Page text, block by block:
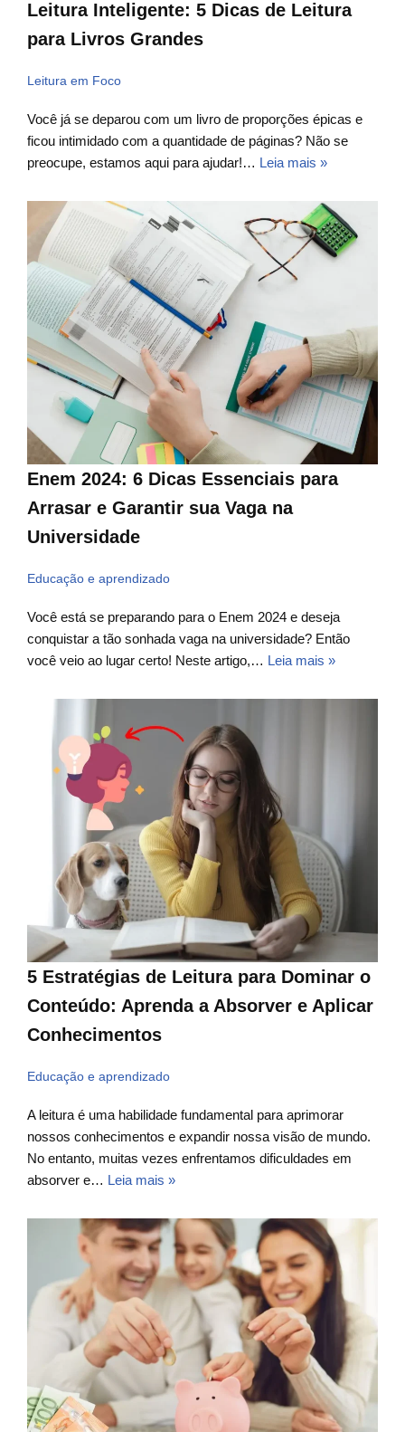
Leitura Inteligente: 5 Dicas de Leitura
para Livros Grandes
Leitura em Foco
Você já se deparou com um livro de proporções épicas e
ficou intimidado com a quantidade de páginas? Não se
preocupe, estamos aqui para ajudar!… Leia mais »
Enem 2024: 6 Dicas Essenciais para
Arrasar e Garantir sua Vaga na
Universidade
Educação e aprendizado
Você está se preparando para o Enem 2024 e deseja
conquistar a tão sonhada vaga na universidade? Então
você veio ao lugar certo! Neste artigo,… Leia mais »
5 Estratégias de Leitura para Dominar o
Conteúdo: Aprenda a Absorver e Aplicar
Conhecimentos
Educação e aprendizado
A leitura é uma habilidade fundamental para aprimorar
nossos conhecimentos e expandir nossa visão de mundo.
No entanto, muitas vezes enfrentamos dificuldades em
absorver e… Leia mais »